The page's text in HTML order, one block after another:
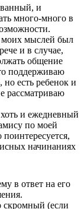
и
много-много в
моих мыслей был
и в случае,
общение
поддерживаю
но есть ребенок и
рассматриваю
и ежедневный
по моей
начинаниях
в ответ на его
(если